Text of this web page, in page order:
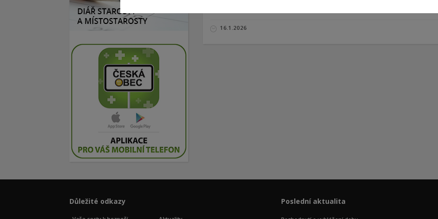
16.1.2026
Důležité odkazy Poslední aktualita